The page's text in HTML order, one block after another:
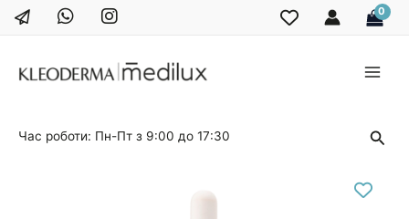
Перейти
Час роботи: Пн-Пт з 9:00 до 17:30